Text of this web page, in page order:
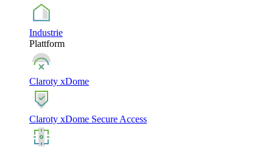
Industrie
Plattform
Claroty xDome
Claroty xDome Secure Access